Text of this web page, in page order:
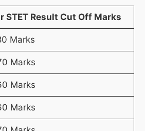
STET Result Cut Off Marks
Marks
Marks
Marks
Marks